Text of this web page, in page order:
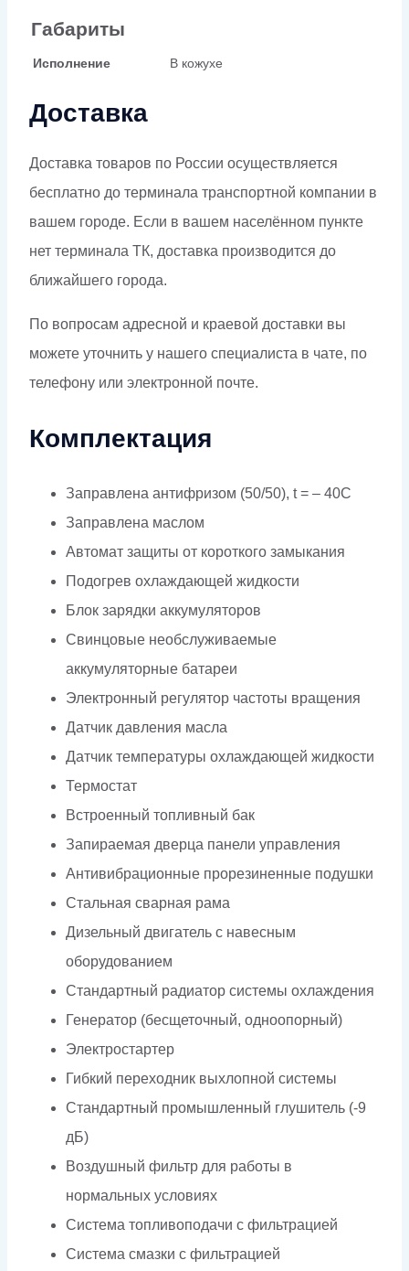
Габариты
Исполнение В кожухе
Доставка
Доставка товаров по России осуществляется
бесплатно до терминала транспортной компании в
вашем городе. Если в вашем населённом пункте
нет терминала ТК, доставка производится до
ближайшего города.
По вопросам адресной и краевой доставки вы
можете уточнить у нашего специалиста в чате, по
телефону или электронной почте.
Комплектация
Заправлена антифризом (50/50), t = – 40C
Заправлена маслом
Автомат защиты от короткого замыкания
Подогрев охлаждающей жидкости
Блок зарядки аккумуляторов
Свинцовые необслуживаемые
аккумуляторные батареи
Электронный регулятор частоты вращения
Датчик давления масла
Датчик температуры охлаждающей жидкости
Термостат
Встроенный топливный бак
Запираемая дверца панели управления
Антивибрационные прорезиненные подушки
Стальная сварная рама
Дизельный двигатель с навесным
оборудованием
Стандартный радиатор системы охлаждения
Генератор (бесщеточный, одноопорный)
Электростартер
Гибкий переходник выхлопной системы
Стандартный промышленный глушитель (-9
дБ)
Воздушный фильтр для работы в
нормальных условиях
Система топливоподачи с фильтрацией
Система смазки с фильтрацией